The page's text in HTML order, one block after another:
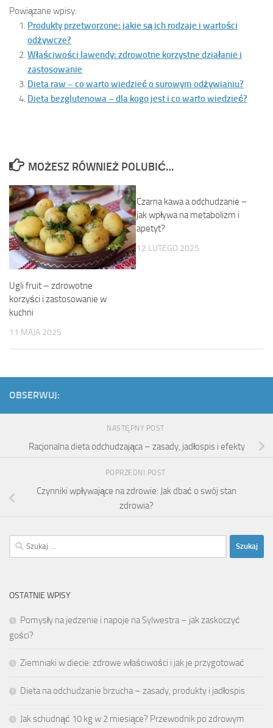
Powiązane wpisy:
Produkty przetworzone: jakie są ich rodzaje i wartości
odżywcze?
Właściwości lawendy: zdrowotne korzystne działanie i
zastosowanie
Dieta raw – co warto wiedzieć o surowym odżywianiu?
Dieta bezglutenowa – dla kogo jest i co warto wiedzieć?
MOŻESZ RÓWNIEŻ POLUBIĆ…
Ugli fruit – zdrowotne
korzyści i zastosowanie w
kuchni
11 MAJA 2025
Czarna kawa a odchudzanie –
jak wpływa na metabolizm i
apetyt?
12 LUTEGO 2025
OBSERWUJ:
NASTĘPNY POST
Racjonalna dieta odchudzająca – zasady, jadłospis i efekty
POPRZEDNI POST
Czynniki wpływające na zdrowie: Jak dbać o swój stan
zdrowia?
Szukaj:
OSTATNIE WPISY
Pomysły na jedzenie i napoje na Sylwestra – jak zaskoczyć
gości?
Ziemniaki w diecie: zdrowe właściwości i jak je przygotować
Dieta na odchudzanie brzucha – zasady, produkty i jadłospis
Jak schudnąć 10 kg w 2 miesiące? Przewodnik po zdrowym